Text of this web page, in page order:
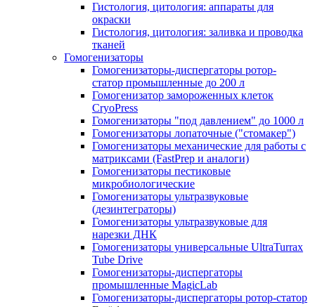
Гистология, цитология: аппараты для
окраски
Гистология, цитология: заливка и проводка
тканей
Гомогенизаторы
Гомогенизаторы-диспергаторы ротор-
статор промышленные до 200 л
Гомогенизатор замороженных клеток
CryoPress
Гомогенизаторы "под давлением" до 1000 л
Гомогенизаторы лопаточные ("стомакер")
Гомогенизаторы механические для работы с
матриксами (FastPrep и аналоги)
Гомогенизаторы пестиковые
микробиологические
Гомогенизаторы ультразвуковые
(дезинтеграторы)
Гомогенизаторы ультразвуковые для
нарезки ДНК
Гомогенизаторы универсальные UltraTurrax
Tube Drive
Гомогенизаторы-диспергаторы
промышленные MagicLab
Гомогенизаторы-диспергаторы ротор-статор